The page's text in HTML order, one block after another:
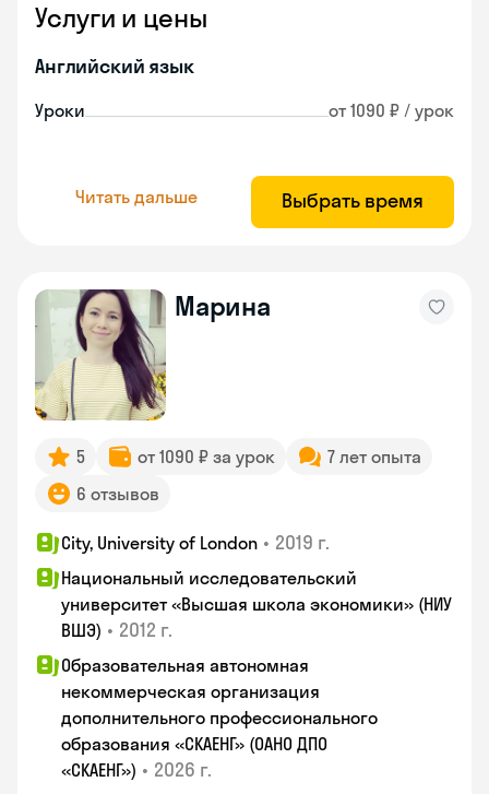
Услуги и цены
Английский язык
Уроки от 1090 ₽ / урок
Читать дальше Выбрать время
Марина
5 от 1090 ₽ за урок
7 лет опыта
6 отзывов
City, University of London • 2019 г.
Национальный исследовательский
университет «Высшая школа экономики» (НИУ
ВШЭ) • 2012 г.
Образовательная автономная
некоммерческая организация
дополнительного профессионального
образования «СКАЕНГ» (ОАНО ДПО
«СКАЕНГ») • 2026 г.